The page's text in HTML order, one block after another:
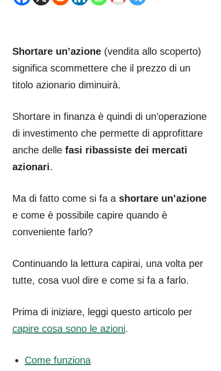
Shortare un’azione (vendita allo scoperto)
significa scommettere che il prezzo di un
titolo azionario diminuirà.
Shortare in finanza è quindi di un’operazione
di investimento che permette di approfittare
anche delle fasi ribassiste dei mercati
azionari.
Ma di fatto come si fa a shortare un’azione
e come è possibile capire quando è
conveniente farlo?
Continuando la lettura capirai, una volta per
tutte, cosa vuol dire e come si fa a farlo.
Prima di iniziare, leggi questo articolo per
capire cosa sono le azioni.
Come funziona